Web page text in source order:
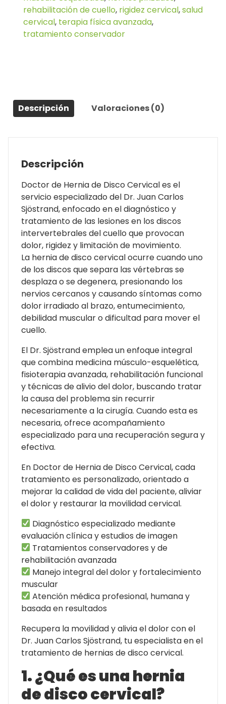
rehabilitación de cuello, rigidez cervical,salud
cervical, terapia física avanzada,
tratamiento conservador
Descripción Valoraciones (0)
Descripción
Doctor de Hernia de Disco Cervical es el
servicio especializado del Dr. Juan Carlos
Sjöstrand, enfocado en el diagnóstico y
tratamiento de las lesiones en los discos
intervertebrales del cuello que provocan
dolor, rigidez y limitación de movimiento.
La hernia de disco cervical ocurre cuando uno
de los discos que separa las vértebras se
desplaza o se degenera, presionando los
nervios cercanos y causando síntomas como
dolor irradiado al brazo, entumecimiento,
debilidad muscular o dificultad para mover el
cuello.
El Dr. Sjöstrand emplea un enfoque integral
que combina medicina músculo-esquelética,
fisioterapia avanzada, rehabilitación funcional
y técnicas de alivio del dolor, buscando tratar
la causa del problema sin recurrir
necesariamente a la cirugía. Cuando esta es
necesaria, ofrece acompañamiento
especializado para una recuperación segura y
efectiva.
En Doctor de Hernia de Disco Cervical, cada
tratamiento es personalizado, orientado a
mejorar la calidad de vida del paciente, aliviar
el dolor y restaurar la movilidad cervical.
Diagnóstico especializado mediante
evaluación clínica y estudios de imagen
Tratamientos conservadores y de
rehabilitación avanzada
Manejo integral del dolor y fortalecimiento
muscular
Atención médica profesional, humana y
basada en resultados
Recupera la movilidad y alivia el dolor con el
Dr. Juan Carlos Sjöstrand, tu especialista en el
tratamiento de hernias de disco cervical.
1. ¿Qué es una hernia
de disco cervical?